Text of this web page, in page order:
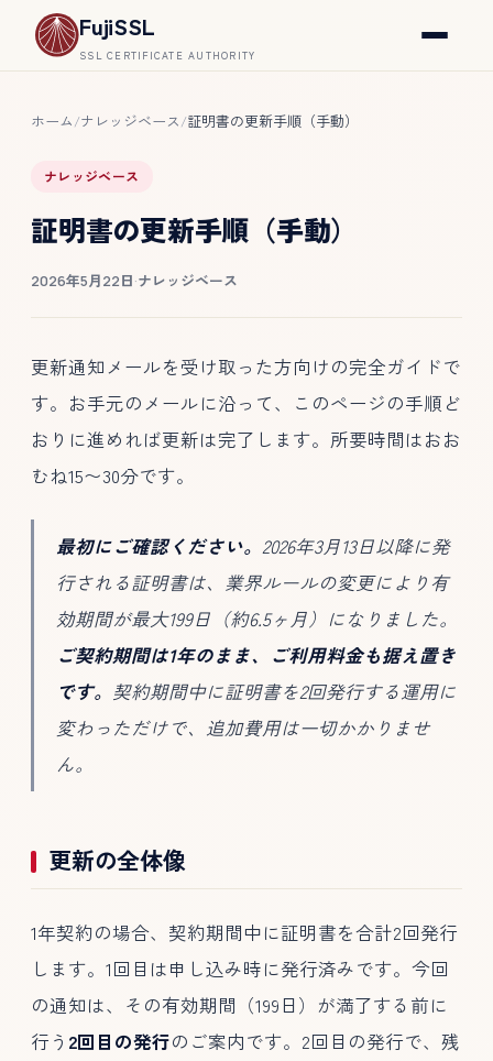
FujiSSL
SSL CERTIFICATE AUTHORITY
ホーム/ナレッジベース/証明書の更新手順（手動）
ナレッジベース
証明書の更新手順（手動）
2026年5月22日·ナレッジベース
更新通知メールを受け取った方向けの完全ガイドで
す。お手元のメールに沿って、このページの手順ど
おりに進めれば更新は完了します。所要時間はおお
むね15〜30分です。
最初にご確認ください。 2026年3月13日以降に発
行される証明書は、業界ルールの変更により有
効期間が最大199日（約6.5ヶ月）になりました。
ご契約期間は1年のまま、ご利用料金も据え置き
です。 契約期間中に証明書を2回発行する運用に
変わっただけで、追加費用は一切かかりませ
ん。
更新の全体像
1年契約の場合、契約期間中に証明書を合計2回発行
します。1回目は申し込み時に発行済みです。今回
の通知は、その有効期間（199日）が満了する前に
行う 2回目の発行のご案内です。2回目の発行で、残